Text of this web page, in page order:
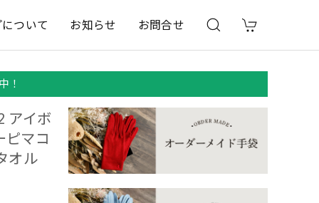
ついて お知らせ お問合せ
！
アイボ
ピマコ
オル